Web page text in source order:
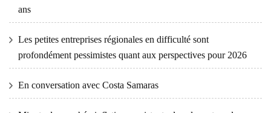
ans
Les petites entreprises régionales en difficulté sont
profondément pessimistes quant aux perspectives pour 2026
En conversation avec Costa Samaras